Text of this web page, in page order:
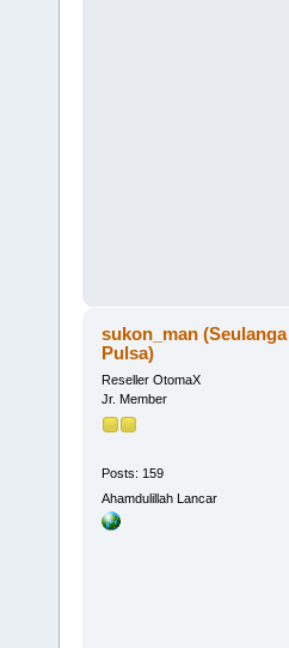
sukon_man (Seulanga
Pulsa)
Reseller OtomaX
Jr. Member
Posts: 159
Ahamdulillah Lancar